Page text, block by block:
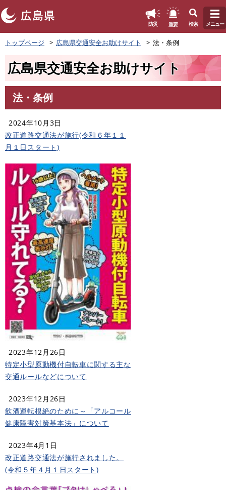
ペ
ー
頭
す
防災 重要 検索 メニュー
トップページ 広島県交通安全お助けサイト 法・条例
広島県交通安全お助けサイト
文
法・条例
2024年10月3日
改正道路交通法が施行(令和６年１１
月１日スタート)
2023年12月26日
特定小型原動機付自転車に関する主な
交通ルールなどについて
2023年12月26日
飲酒運転根絶のために～「アルコール
健康障害対策基本法」について
2023年4月1日
改正道路交通法が施行されました。
(令和５年４月１日スタート)